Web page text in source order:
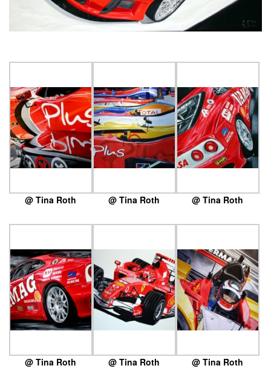
@ Tina Roth @ Tina Roth @ Tina Roth
@ Tina Roth @ Tina Roth @ Tina Roth